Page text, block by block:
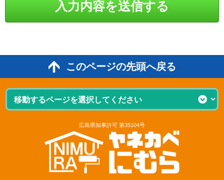
このページの先頭へ戻る
広島県知事許可 第35104号